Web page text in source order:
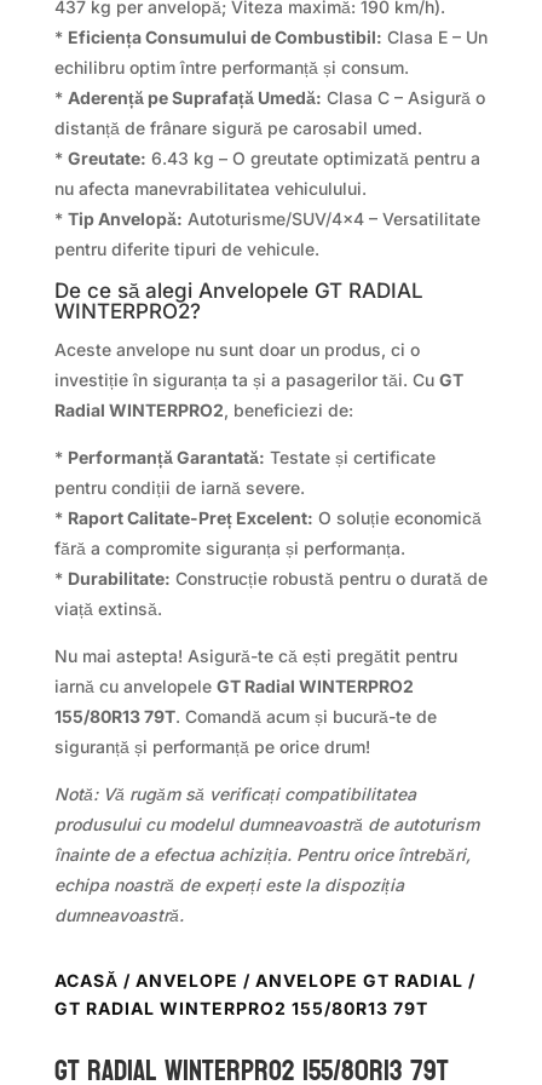
437 kg per anvelopă; Viteza maximă: 190 km/h).
* Eficiența Consumului de Combustibil: Clasa E – Un
echilibru optim între performanță și consum.
* Aderență pe Suprafață Umedă: Clasa C – Asigură o
distanță de frânare sigură pe carosabil umed.
* Greutate: 6.43 kg – O greutate optimizată pentru a
nu afecta manevrabilitatea vehiculului.
* Tip Anvelopă: Autoturisme/SUV/4×4 – Versatilitate
pentru diferite tipuri de vehicule.
De ce să alegi Anvelopele GT RADIAL
WINTERPRO2?
Aceste anvelope nu sunt doar un produs, ci o
investiție în siguranța ta și a pasagerilor tăi. Cu GT
Radial WINTERPRO2, beneficiezi de:
* Performanță Garantată: Testate și certificate
pentru condiții de iarnă severe.
* Raport Calitate-Preț Excelent: O soluție economică
fără a compromite siguranța și performanța.
* Durabilitate: Construcție robustă pentru o durată de
viață extinsă.
Nu mai astepta! Asigură-te că ești pregătit pentru
iarnă cu anvelopele GT Radial WINTERPRO2
155/80R13 79T. Comandă acum și bucură-te de
siguranță și performanță pe orice drum!
Notă: Vă rugăm să verificați compatibilitatea
produsului cu modelul dumneavoastră de autoturism
înainte de a efectua achiziția. Pentru orice întrebări,
echipa noastră de experți este la dispoziția
dumneavoastră.
ACASĂ / ANVELOPE / ANVELOPE GT RADIAL /
GT RADIAL WINTERPRO2 155/80R13 79T
GT Radial WINTERPRO2 155/80R13 79T